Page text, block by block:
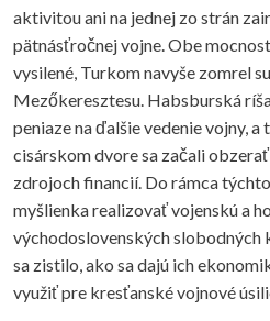
aktivitou ani na jednej zo strán
pätnásťročnej vojne. Obe
vysilené, Turkom navyše zomrel
Mezőkeresztesu. Habsburská
peniaze na ďalšie vedenie vojny, a
cisárskom dvore sa začali
zdrojoch financií. Do rámca
myšlienka realizovať vojenskú a
východoslovenských slobodných
sa zistilo, ako sa dajú ich
využiť pre kresťanské vojnové